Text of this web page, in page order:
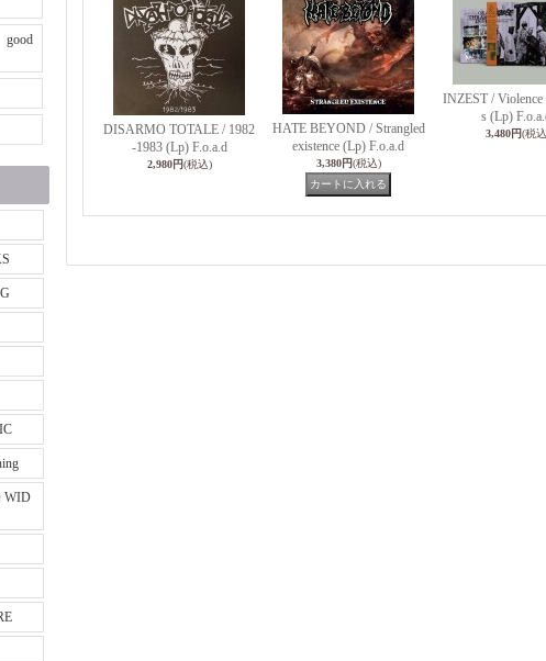
good
WID
DISARMO TOTALE / 1982
-1983 (Lp) F.o.a.d
2,980円(税込)
HATE BEYOND / Strangled
existence (Lp) F.o.a.d
3,380円(税込)
INZEST /
s (Lp)
3,480円(税